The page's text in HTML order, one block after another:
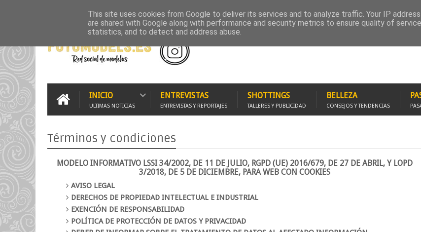
500PX FLICKR GALLERY GRUPO WHATSAPP GRUPO FACEBOOK PROMOCIÓNATE FOTOMODELS STUDIO
INICIO
ULTIMAS NOTICIAS
ENTREVISTAS
ENTREVISTAS Y REPORTAJES
SHOTTINGS
TALLERES Y PUBLICIDAD
BELLEZA
CONSEJOS Y TENDENCIAS
Términos y condiciones
MODELO INFORMATIVO LSSI 34/2002, DE 11 DE JULIO, RGPD (UE) 2016/679, DE 27 DE ABRIL, Y LOPD
3/2018, DE 5 DE DICIEMBRE, PARA WEB CON COOKIES
AVISO LEGAL
DERECHOS DE PROPIEDAD INTELECTUAL E INDUSTRIAL
EXENCIÓN DE RESPONSABILIDAD
POLÍTICA DE PROTECCIÓN DE DATOS Y PRIVACIDAD
This site uses cookies from Google to deliver its services and to analyze traffic. Your IP
are shared with Google along with performance and security metrics to ensure quality of
statistics, and to detect and address abuse.